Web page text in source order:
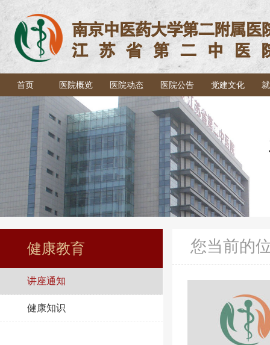
首页 医院概览 医院动态 医院公告 党建文化
健康教育
讲座通知
健康知识
您当前的